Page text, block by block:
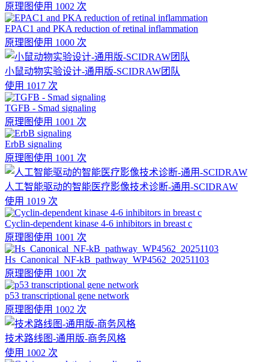
原理图使用 1002 次
EPAC1 and PKA reduction of retinal inflammation
原理图使用 1000 次
小鼠动物实验设计-通用版-SCIDRAW团队
使用 1017 次
TGFB - Smad signaling
原理图使用 1001 次
ErbB signaling
原理图使用 1001 次
人工智能驱动的智能医疗影像技术诊断-通用-SCIDRAW
使用 1019 次
Cyclin-dependent kinase 4-6 inhibitors in breast c
原理图使用 1001 次
Hs_Canonical_NF-kB_pathway_WP4562_20251103
原理图使用 1001 次
p53 transcriptional gene network
原理图使用 1002 次
技术路线图-通用版-商务风格
使用 1002 次